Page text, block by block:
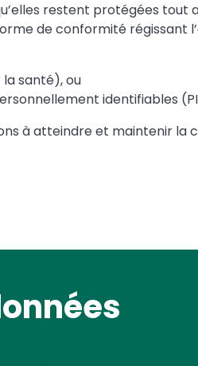
restent protégées tout
de conformité régissant
santé), ou
identifiables
à atteindre et maintenir la